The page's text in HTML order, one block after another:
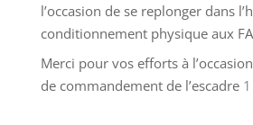
l’occasion de se replonger dans
conditionnement physique aux
Merci pour vos efforts à
de commandement de l’escadre